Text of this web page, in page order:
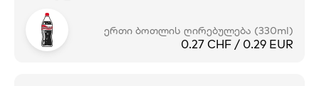
ერთი ბოთლის ღირებულება (330ml)
0.27 CHF / 0.29 EUR